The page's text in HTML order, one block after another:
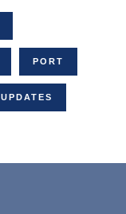
PORT
UPDATES